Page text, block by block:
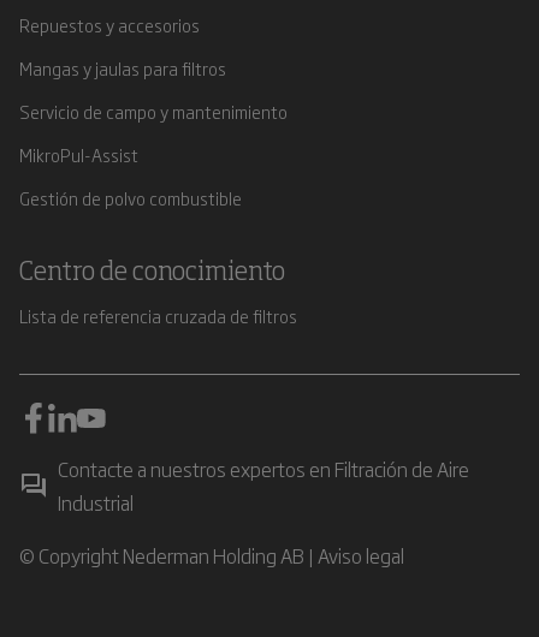
Repuestos y accesorios
Mangas y jaulas para filtros
Servicio de campo y mantenimiento
MikroPul-Assist
Gestión de polvo combustible
Centro de conocimiento
Lista de referencia cruzada de filtros
Contacte a nuestros expertos en Filtración de Aire
Industrial
© Copyright Nederman Holding AB |Aviso legal